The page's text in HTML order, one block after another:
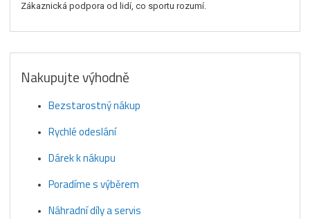
Zákaznická podpora od lidí, co sportu rozumí.
Nakupujte výhodně
Bezstarostný nákup
Rychlé odeslání
Dárek k nákupu
Poradíme s výběrem
Náhradní díly a servis